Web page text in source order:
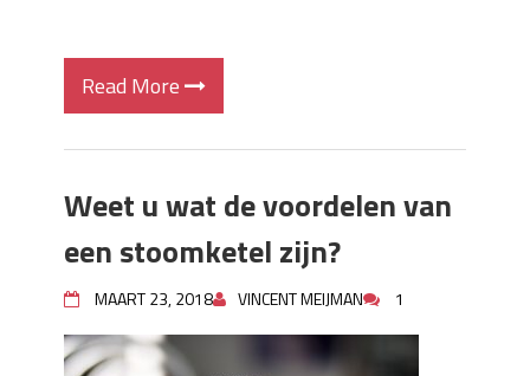
Read More
Weet u wat de voordelen van
een stoomketel zijn?
MAART 23, 2018 VINCENT MEIJMAN 1